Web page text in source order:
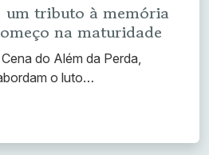
tributo à memória
na maturidade
do Além da Perda,
o luto…